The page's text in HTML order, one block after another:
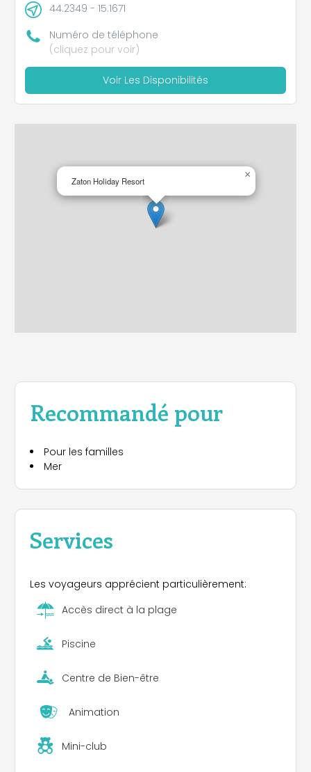
Recommandé pour
Pour les familles
Mer
Services
Les voyageurs apprécient particulièrement:
Accès direct à la plage
Piscine
Centre de Bien-être
Animation
Mini-club
44.2349 - 15.1671
Numéro de téléphone
(cliquez pour voir)
Voir Les Disponibilités
Zaton Holiday Resort
×